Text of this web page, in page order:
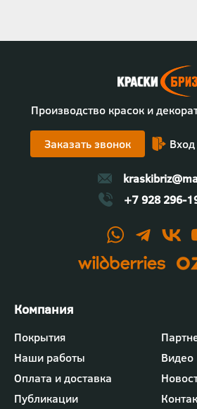
Производство красок и
Заказать звонок Вход
+7 928 296-
Футер
-
меню
"Компания"
Покрытия
Наши работы
Видео
Оплата и доставка
Публикации